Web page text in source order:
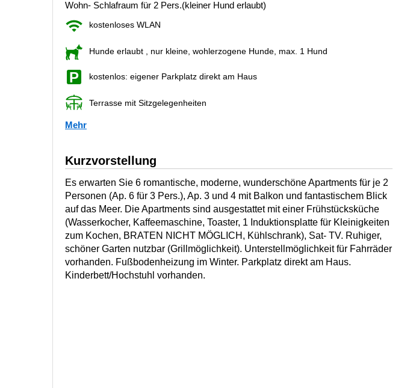
Wohn- Schlafraum für 2 Pers.(kleiner Hund erlaubt)
kostenloses WLAN
Hunde erlaubt , nur kleine, wohlerzogene Hunde, max. 1 Hund
kostenlos: eigener Parkplatz direkt am Haus
Terrasse mit Sitzgelegenheiten
Mehr
Kurzvorstellung
Es erwarten Sie 6 romantische, moderne, wunderschöne Apartments für je 2
Personen (Ap. 6 für 3 Pers.), Ap. 3 und 4 mit Balkon und fantastischem Blick
auf das Meer. Die Apartments sind ausgestattet mit einer Frühstücksküche
(Wasserkocher, Kaffeemaschine, Toaster, 1 Induktionsplatte für Kleinigkeiten
zum Kochen, BRATEN NICHT MÖGLICH, Kühlschrank), Sat- TV. Ruhiger,
schöner Garten nutzbar (Grillmöglichkeit). Unterstellmöglichkeit für Fahrräder
vorhanden. Fußbodenheizung im Winter. Parkplatz direkt am Haus.
Kinderbett/Hochstuhl vorhanden.